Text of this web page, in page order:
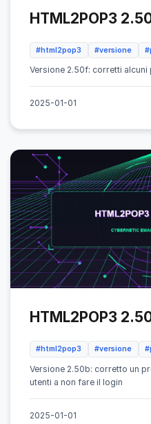
HTML2POP3
#html2pop3 #versione
Versione 2.50f: corretti
2025-01-01
HTML2POP3
#html2pop3 #versione
Versione 2.50b: corretto un
utenti a non fare il login
2025-01-01